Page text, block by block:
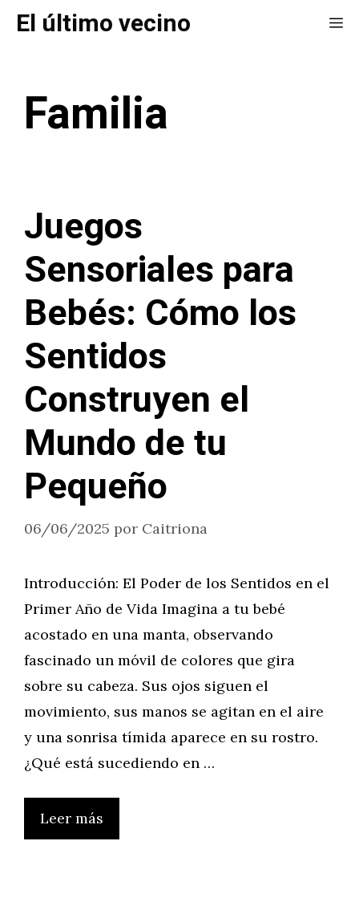
SaltarEl último vecino
Familia
Juegos
Sensoriales para
Bebés: Cómo los
Sentidos
Construyen el
Mundo de tu
Pequeño
06/06/2025 por Caitriona
Introducción: El Poder de los Sentidos en el
Primer Año de Vida Imagina a tu bebé
acostado en una manta, observando
fascinado un móvil de colores que gira
sobre su cabeza. Sus ojos siguen el
movimiento, sus manos se agitan en el aire
y una sonrisa tímida aparece en su rostro.
¿Qué está sucediendo en …
Leer más